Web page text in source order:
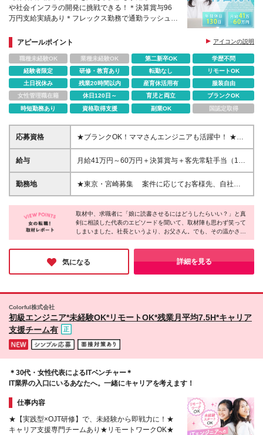
や社会インフラの開発に挑戦できる！＊決算賞与96
万円支給実績あり＊フレックス勤務で通勤ラッシュか
アピールポイント
アイコンの説明
職種未経験OK 業種未経験OK 第二新卒OK
学歴不問
経験者限定
研修・教育あり 転勤なし
リモートOK
土日祝休み
残業20時間以内 産育休活用有
服装自由
女性管理職在籍
休日120日～ 育児と両立
ブランクOK
時短勤務あり
資格取得支援 副業OK 国認定取得
応募資格
★ブランクOK！ママさんエンジニアも活躍中！ ★学
歴不問 ★何かしらの開発経験をお持ちの方（年数不
問） 設計・開発・運用保守・テストなど、 何らかの
工程しかやったことがない…」という方もご安心くだ
さい。 その経験と今のスキルを、私たちは正当に評
へ！ ▼ □案件を選べず、やりたいことと違う現場に回
された □現場に放置されて誰にも頼れず困っている □
自分が作ったものがどう使われているか見えない
□「数字」ではなく「個人」として評価されたい □納
期に追われず、ゆとりを持って開発に集中したい
給与
月給41万円～60万円＋決算賞与＋客先常駐手当（1日
2千円）あり！ ★前職給与保証！ ★決算賞与だけで
96万円支給実績あり！ ★社内副業もOK！スキルアッ
97,700円～142,900円）を含みます（月残業平均10
時間以下） ※超過分は別途全額支給します ※入社後3
ヶ月間は試用期間となります 【社内副業について】
じて【別途報酬】を支給していますので、 スキルを
活かして収入もキャリアも広げられます！
勤務地
★東京・宮崎募集 案件に応じてお客様先、自社、
在宅にて勤務いただきます。 ＜東京本社＞ 東京都
墨田区江東橋4-19-3 錦糸町ミハマビル 2階 ＜宮崎支
社＞ 宮崎県宮崎市広島2-5-16 興亜宮崎ビル 3階 ★
リモート×出社OK！ゆくゆくはフルリモートも相談可
まずは出社を中心に、現場やチームとの信頼関係を
築いていただきます。 慣れてきた段階で、在宅勤
務やフルリモートへの移行もご相談OK。 あなたの
ペースに合わせた働き方を実現できます。 ※(変更の
取材中、求職者に「娘に読書させるにはどうしたらいい？」と真
剣に相談した代表のエピソードを聞いて、取材陣も思わず笑って
しまいました。社長というより、お父さん。でも、その温かさは
経営にも一貫していて、「時短でも成果を出せば給料は満額払
う」「困ったら俺が客先に話す」と、社員の暮らしを本気で守る
姿勢に胸を打たれました。ここなら、ブランクがある方でも、家
庭を守りながらもう一度キャリアを築けると感じました。
気になる 詳細を見る
Colorful株式会社
初級エンジニア*未経験OK*リモートOK*残業月平均7.5H*キャリア
支援チーム有
＊30代・女性代表によるITベンチャー＊
IT業界の入口にいるあなたへ。一緒にキャリアを考えます！
仕事内容
★【実践型×OJT研修】で、未経験から即戦力に！★
キャリア支援専門チームあり★リモートワークOK★